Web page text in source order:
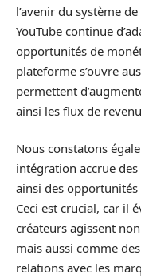
l’avenir du système
YouTube continue
opportunités de
plateforme s’ouvre
permettent
ainsi les flux de
Nous constatons
intégration accrue
ainsi des
Ceci est crucial, car il
créateurs agissent
mais aussi comme
relations avec les